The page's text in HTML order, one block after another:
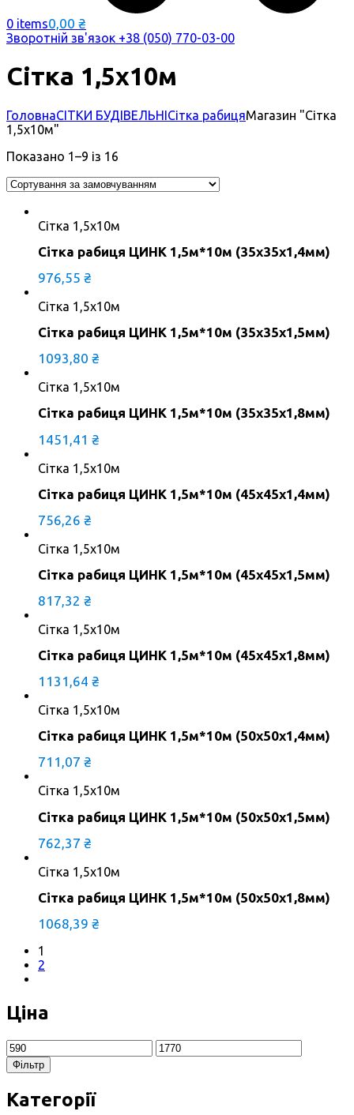
0 items0,00 ₴
Зворотній зв'язок +38 (050) 770-03-00
Сітка 1,5х10м
ГоловнаСІТКИ БУДІВЕЛЬНІСітка рабицяМагазин "Сітка
1,5х10м"
Показано 1–9 із 16
Сітка 1,5х10м
Сітка рабиця ЦИНК 1,5м*10м (35х35х1,4мм)
976,55 ₴
Сітка 1,5х10м
Сітка рабиця ЦИНК 1,5м*10м (35х35х1,5мм)
1093,80 ₴
Сітка 1,5х10м
Сітка рабиця ЦИНК 1,5м*10м (35х35х1,8мм)
1451,41 ₴
Сітка 1,5х10м
Сітка рабиця ЦИНК 1,5м*10м (45х45х1,4мм)
756,26 ₴
Сітка 1,5х10м
Сітка рабиця ЦИНК 1,5м*10м (45х45х1,5мм)
817,32 ₴
Сітка 1,5х10м
Сітка рабиця ЦИНК 1,5м*10м (45х45х1,8мм)
1131,64 ₴
Сітка 1,5х10м
Сітка рабиця ЦИНК 1,5м*10м (50х50х1,4мм)
711,07 ₴
Сітка 1,5х10м
Сітка рабиця ЦИНК 1,5м*10м (50х50х1,5мм)
762,37 ₴
Сітка 1,5х10м
Сітка рабиця ЦИНК 1,5м*10м (50х50х1,8мм)
1068,39 ₴
1
2
Ціна
Мінімальна
ціна
Найбільша
ціна
Фільтр
Категорії